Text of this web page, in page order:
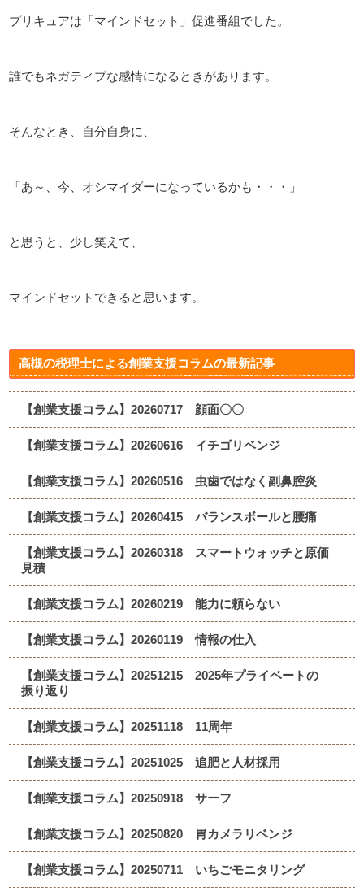
プリキュアは「マインドセット」促進番組でした。
誰でもネガティブな感情になるときがあります。
そんなとき、自分自身に、
「あ～、今、オシマイダーになっているかも・・・」
と思うと、少し笑えて、
マインドセットできると思います。
高槻の税理士による創業支援コラムの最新記事
【創業支援コラム】20260717 顔面〇〇
【創業支援コラム】20260616 イチゴリベンジ
【創業支援コラム】20260516 虫歯ではなく副鼻腔炎
【創業支援コラム】20260415 バランスボールと腰痛
【創業支援コラム】20260318 スマートウォッチと原価
見積
【創業支援コラム】20260219 能力に頼らない
【創業支援コラム】20260119 情報の仕入
【創業支援コラム】20251215 2025年プライベートの
振り返り
【創業支援コラム】20251118 11周年
【創業支援コラム】20251025 追肥と人材採用
【創業支援コラム】20250918 サーフ
【創業支援コラム】20250820 胃カメラリベンジ
【創業支援コラム】20250711 いちごモニタリング